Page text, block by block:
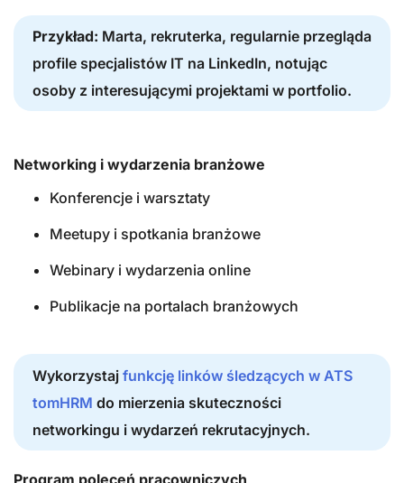
Przykład: Marta, rekruterka, regularnie przegląda
profile specjalistów IT na LinkedIn, notując
osoby z interesującymi projektami w portfolio.
Networking i wydarzenia branżowe
Konferencje i warsztaty
Meetupy i spotkania branżowe
Webinary i wydarzenia online
Publikacje na portalach branżowych
Wykorzystaj funkcję linków śledzących w ATS
tomHRM do mierzenia skuteczności
networkingu i wydarzeń rekrutacyjnych.
Program poleceń pracowniczych